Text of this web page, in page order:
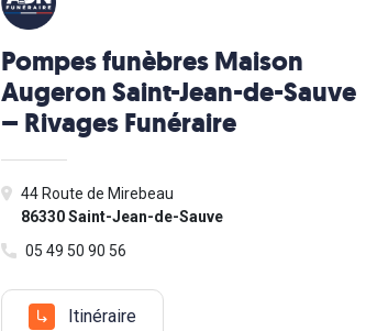
Pompes funèbres Maison
Augeron Saint-Jean-de-Sauve
– Rivages Funéraire
44 Route de Mirebeau
86330 Saint-Jean-de-Sauve
05 49 50 90 56
Itinéraire